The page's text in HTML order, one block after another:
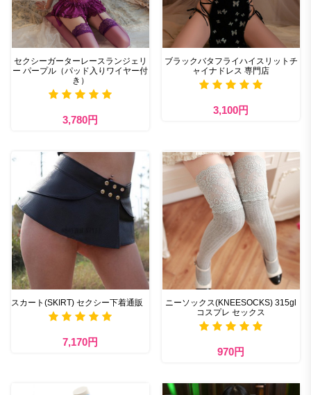
セクシーガーターレースランジェリ
ー パープル（パッド入りワイヤー付
き）
3,780円
ブラックバタフライハイスリットチ
ャイナドレス 専門店
3,100円
スカート(SKIRT) セクシー下着通販
7,170円
ニーソックス(KNEESOCKS) 315gl
コスプレ セックス
970円